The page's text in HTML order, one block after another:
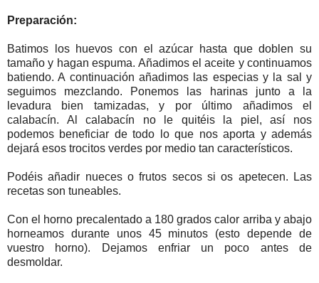
Preparación:
Batimos los huevos con el azúcar hasta que doblen su
tamaño y hagan espuma. Añadimos el aceite y continuamos
batiendo. A continuación añadimos las especias y la sal y
seguimos mezclando. Ponemos las harinas junto a la
levadura bien tamizadas, y por último añadimos el
calabacín. Al calabacín no le quitéis la piel, así nos
podemos beneficiar de todo lo que nos aporta y además
dejará esos trocitos verdes por medio tan característicos.
Podéis añadir nueces o frutos secos si os apetecen. Las
recetas son tuneables.
Con el horno precalentado a 180 grados calor arriba y abajo
horneamos durante unos 45 minutos (esto depende de
vuestro horno). Dejamos enfriar un poco antes de
desmoldar.